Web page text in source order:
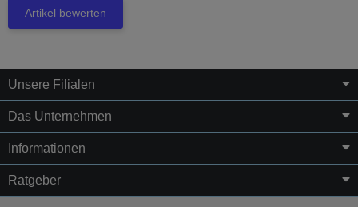
Artikel bewerten
Unsere Filialen
Das Unternehmen
Informationen
Ratgeber